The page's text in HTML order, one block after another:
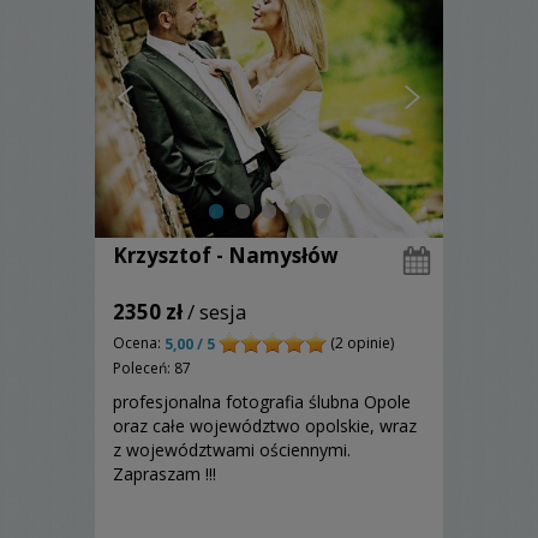
Krzysztof - Namysłów
2350 zł/ sesja
Ocena: 5,00 / 5
(2 opinie)
Poleceń: 87
profesjonalna fotografia ślubna Opole
oraz całe województwo opolskie, wraz
z województwami ościennymi.
Zapraszam !!!